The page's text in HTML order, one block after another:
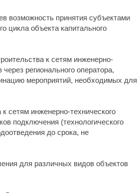
возможность принятия субъектами
цикла объекта капитального
к сетям инженерно-
регионального оператора,
мероприятий, необходимых для
сетям инженерно-технического
подключения (технологического
до срока, не
для различных видов объектов